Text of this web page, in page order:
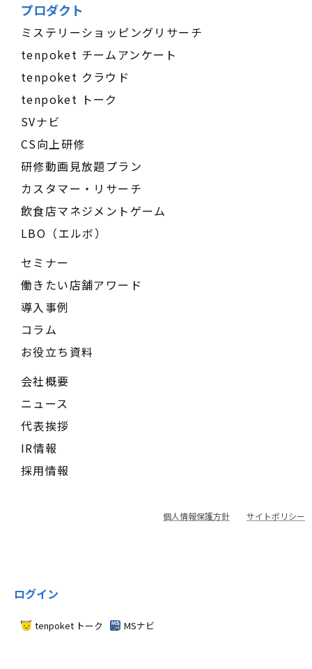
プロダクト
ミステリーショッピングリサーチ
tenpoket チームアンケート
tenpoket クラウド
tenpoket トーク
SVナビ
CS向上研修
研修動画見放題プラン
カスタマー・リサーチ
飲食店マネジメントゲーム
LBO（エルボ）
セミナー
働きたい店舗アワード
導入事例
コラム
お役立ち資料
会社概要
ニュース
代表挨拶
IR情報
採用情報
個人情報保護方針 サイトポリシー
ログイン
tenpoket トーク MSナビ